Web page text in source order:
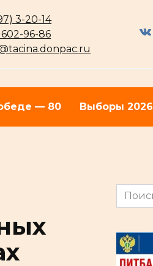
3-20-14
96-86
— 80 Выборы 2026
Search
for: